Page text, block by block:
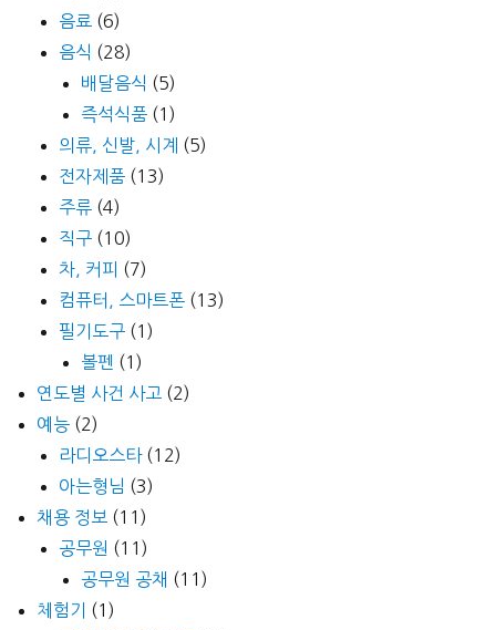
음료 (6)
음식 (28)
배달음식 (5)
즉석식품 (1)
의류, 신발, 시계 (5)
전자제품 (13)
주류 (4)
직구 (10)
차, 커피 (7)
컴퓨터, 스마트폰 (13)
필기도구 (1)
볼펜 (1)
연도별 사건 사고 (2)
예능 (2)
라디오스타(12)
아는형님 (3)
채용 정보 (11)
공무원 (11)
공무원 공채 (11)
체험기
(1)